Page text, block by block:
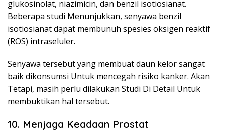
glukosinolat, niazimicin, dan benzil isotiosianat.
Beberapa studi Menunjukkan, senyawa benzil
isotiosianat dapat membunuh spesies oksigen reaktif
(ROS) intraseluler.
Senyawa tersebut yang membuat daun kelor sangat
baik dikonsumsi Untuk mencegah risiko kanker. Akan
Tetapi, masih perlu dilakukan Studi Di Detail Untuk
membuktikan hal tersebut.
10. Menjaga Keadaan Prostat